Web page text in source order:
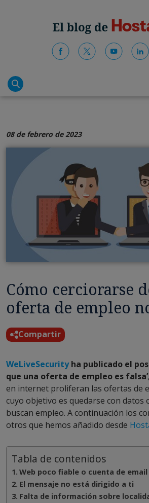
08 de febrero de 2023
Cómo cerciorarse
oferta de empleo
Compartir
WeLiveSecurityha publicado el
que una oferta de empleo es
en internet proliferan las ofertas de
cuyo objetivo es quedarse con datos
buscan empleo. A continuación los
otros que hemos añadido desde
Tabla de contenidos
Web poco fiable o cuenta de
El mensaje no está dirigido a ti
Falta de información sobre